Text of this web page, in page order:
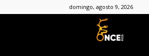
domingo, agosto 9, 2026